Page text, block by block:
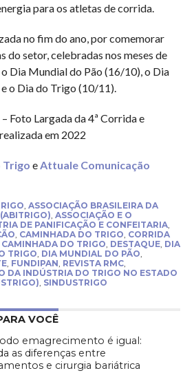
para os atletas de corrida.
no fim do ano, por comemorar
do setor, celebradas nos meses de
Dia Mundial do Pão (16/10), o Dia
o Dia do Trigo (10/11).
– Foto Largada da 4ª Corrida e
em 2022
Trigo e Attuale Comunicação
ASSOCIAÇÃO BRASILEIRA DA
ASSOCIAÇÃO E O
DE PANIFICAÇÃO E CONFEITARIA,
CAMINHADA DO TRIGO CORRIDA
CAMINHADA DO TRIGO DESTAQUE, DIA
TRIGO DIA MUNDIAL DO PÃO
, FUNDIPAN REVISTA RMC,
DA INDÚSTRIA DO TRIGO NO ESTADO
SINDUSTRIGO
VOCÊ
emagrecimento é igual:
as diferenças entre
e cirurgia bariátrica